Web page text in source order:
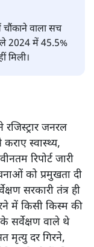
चौंकाने वाला सच
2024 में 45.5%
मिली।
जनरल
स्वास्थ्य,
रिपोर्ट जारी
को प्रमुखता दी
सरकारी तंत्र ही
में किसी किस्म की
सर्वेक्षण वाले थे
मृत्यु दर गिरने,